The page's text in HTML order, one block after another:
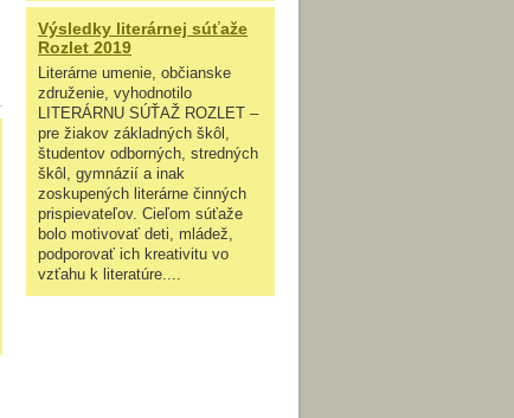
Výsledky literárnej súťaže
Rozlet 2019
Literárne umenie, občianske
združenie, vyhodnotilo
LITERÁRNU SÚŤAŽ ROZLET –
pre žiakov základných škôl,
študentov odborných, stredných
škôl, gymnázií a inak
zoskupených literárne činných
prispievateľov. Cieľom súťaže
bolo motivovať deti, mládež,
podporovať ich kreativitu vo
vzťahu k literatúre....